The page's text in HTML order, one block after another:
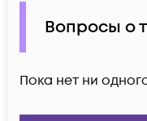
Вопросы о
Пока нет ни